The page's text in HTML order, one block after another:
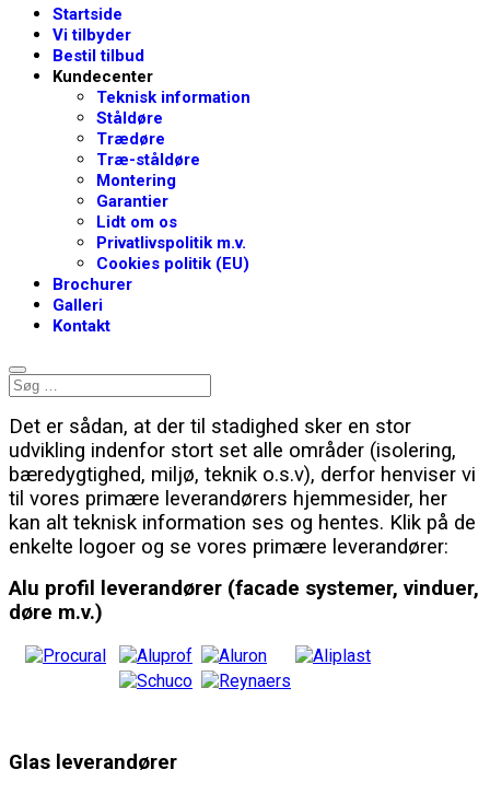
Startside
Vi tilbyder
Bestil tilbud
Kundecenter
Teknisk information
Ståldøre
Trædøre
Træ-ståldøre
Montering
Garantier
Lidt om os
Privatlivspolitik m.v.
Cookies politik (EU)
Brochurer
Galleri
Kontakt
Det er sådan, at der til stadighed sker en stor
udvikling indenfor stort set alle områder (isolering,
bæredygtighed, miljø, teknik o.s.v), derfor henviser vi
til vores primære leverandørers hjemmesider, her
kan alt teknisk information ses og hentes. Klik på de
enkelte logoer og se vores primære leverandører:
Alu profil leverandører (facade systemer, vinduer,
døre m.v.)
Glas leverandører